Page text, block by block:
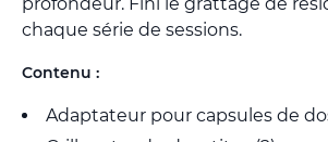
chaque série de sessions.
Contenu :
Adaptateur pour capsules de